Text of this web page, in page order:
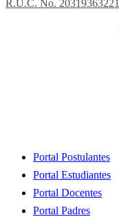
R.U.C. No. 20319363221
Close
Portal Postulantes
Portal Estudiantes
Portal Docentes
Portal Padres